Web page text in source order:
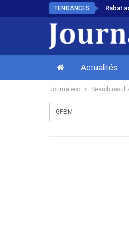
TENDANCES Rabat
Actualités
Journaleco Search